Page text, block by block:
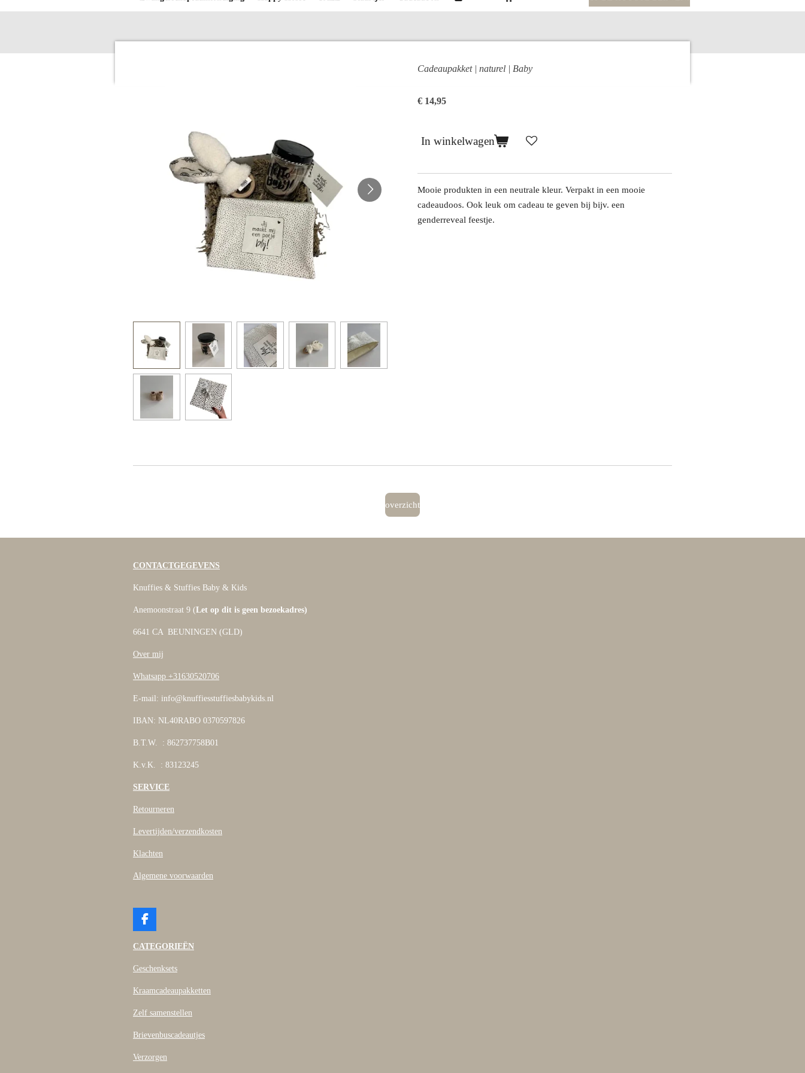
Cadeaupakket | naturel | Baby
€ 14,95
In winkelwagen
Mooie produkten in een neutrale kleur. Verpakt in een mooie
cadeaudoos. Ook leuk om cadeau te geven bij bijv. een
genderreveal feestje.
overzicht
CONTACTGEGEVENS
Knuffies & Stuffies Baby & Kids
Anemoonstraat 9 (Let op dit is geen bezoekadres)
6641 CA BEUNINGEN (GLD)
Over mij
Whatsapp +31630520706
E-mail: info@knuffiesstuffiesbabykids.nl
IBAN: NL40RABO 0370597826
B.T.W. : 862737758B01
K.v.K. : 83123245
SERVICE
Retourneren
Levertijden/verzendkosten
Klachten
Algemene voorwaarden
F
c
b
o
CATEGORIEËN
Geschenksets
Kraamcadeaupakketten
Zelf samenstellen
Brievenbuscadeautjes
Verzorgen